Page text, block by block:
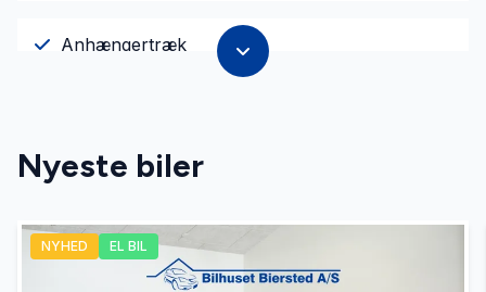
Anhængertræk
Apple CarPlay
Armlæn
Nyeste biler
NYHED EL BIL